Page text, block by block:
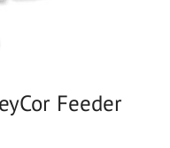
Feeder